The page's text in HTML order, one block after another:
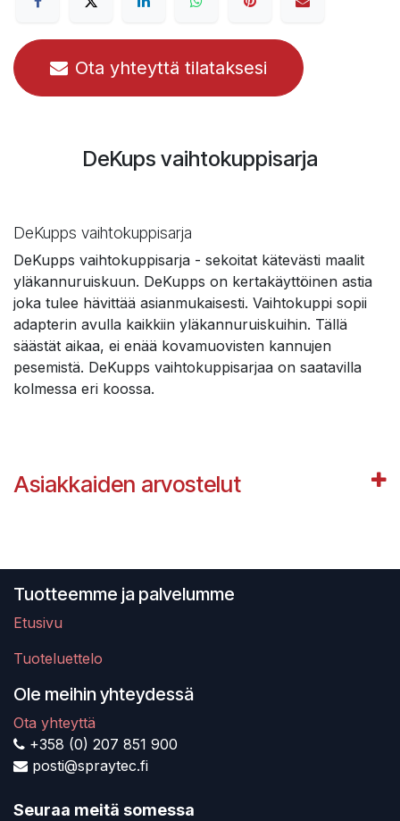
Ota yhteyttä tilataksesi
DeKups vaihtokuppisarja
DeKupps vaihtokuppisarja
DeKupps vaihtokuppisarja - sekoitat kätevästi maalit
yläkannuruiskuun. DeKupps on kertakäyttöinen astia
joka tulee hävittää asianmukaisesti. Vaihtokuppi sopii
adapterin avulla kaikkiin yläkannuruiskuihin. Tällä
säästät aikaa, ei enää kovamuovisten kannujen
pesemistä. DeKupps vaihtokuppisarjaa on saatavilla
kolmessa eri koossa.
Asiakkaiden arvostelut
Tuotteemme ja palvelumme
Etusivu
Tuoteluettelo
Ole meihin yhteydessä
Ota yhteyttä
+358 (0) 207 851 900
posti@spraytec.fi
Seuraa meitä somessa